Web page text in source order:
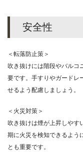
安全性
＜転落防止策＞
吹き抜けには階段やバルコ
要です。手すりやガードレ
せるよう配慮しましょう。
＜火災対策＞
吹き抜けは煙が上昇しやす
期に火災を検知できるよう
とも重要です。